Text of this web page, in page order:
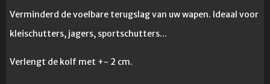
Verminderd de voelbare terugslag van uw wapen. Ideaal voor
kleischutters, jagers, sportschutters...
Verlengt de kolf met +- 2 cm.